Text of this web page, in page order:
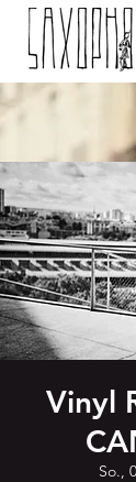
Vinyl
So.,